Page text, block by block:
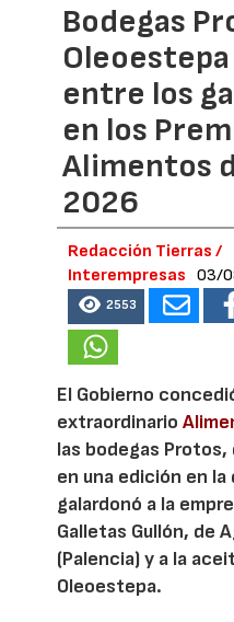
Bodegas
entre los
en los
Alimentos
2026
Redacción Tierras /
Interempresas
03/
2553
El Gobierno
extraordinario
las bodegas Protos,
en una edición en
galardonó a la
Galletas Gullón, de
(Palencia) y a la
Oleoestepa.